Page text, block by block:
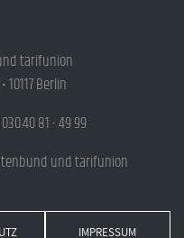
tarifunion
Berlin
81 - 49 99
und tarifunion
IMPRESSUM